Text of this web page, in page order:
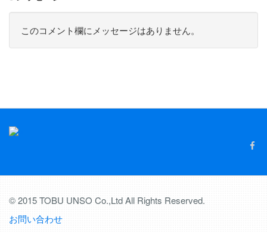
このコメント欄にメッセージはありません。
© 2015 TOBU UNSO Co.,Ltd All Rights Reserved.
お問い合わせ